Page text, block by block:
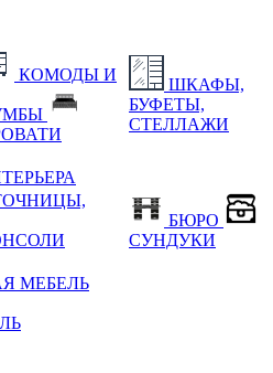
КОМОДЫ И
ШКАФЫ,
БУФЕТЫ,
СТЕЛЛАЖИ
БЮРО
СУНДУКИ
МЕБЕЛЬ